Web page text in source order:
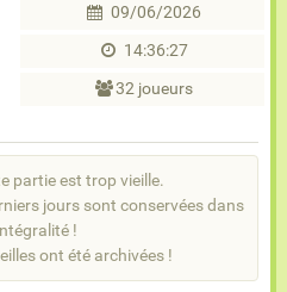
09/06/2026
14:36:27
32 joueurs
partie est trop vieille.
jours sont conservées dans
!
ont été archivées !